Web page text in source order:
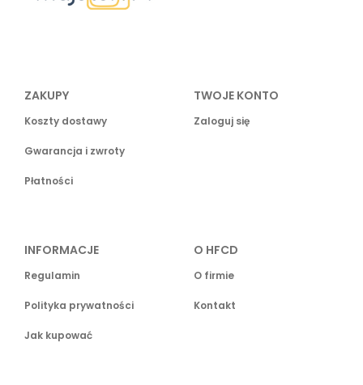
ZAKUPY
Koszty dostawy
Gwarancja i zwroty
Płatności
TWOJE KONTO
Zaloguj się
INFORMACJE
Regulamin
Polityka prywatności
Jak kupować
O HFCD
O firmie
Kontakt